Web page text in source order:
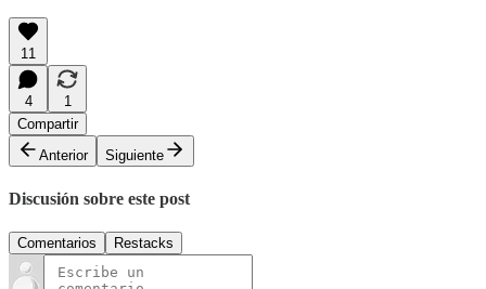
11
4
1
Compartir
Anterior
Siguiente
Discusión sobre este post
Comentarios Restacks